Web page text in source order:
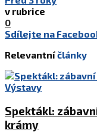
v rubrice
0
Sdílejte na
Relevantníčlánky
Výstavy
Spektákl:
krámy